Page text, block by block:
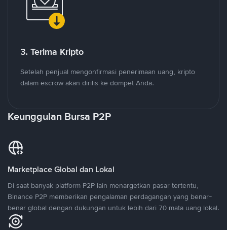
3. Terima Kripto
Setelah penjual mengonfirmasi penerimaan uang, kripto
dalam escrow akan dirilis ke dompet Anda.
Keunggulan Bursa P2P
Marketplace Global dan Lokal
Di saat banyak platform P2P lain menargetkan pasar tertentu,
Binance P2P memberikan pengalaman perdagangan yang benar-
benar global dengan dukungan untuk lebih dari 70 mata uang lokal.